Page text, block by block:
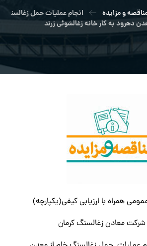
و مزایده
انجام عملیات حمل زغالسن
دهرود به كار خانه زغالشوئي زرند
همراه با ارزیابی کیفی(یکپارچه)
شركت معادن زغالسنگ كرمان